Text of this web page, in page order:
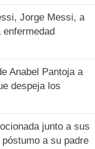
Jorge Messi, a
Anabel Pantoja a
despeja los
junto a sus
a su padre